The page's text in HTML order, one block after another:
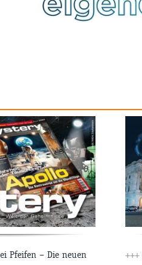
Pfeifen – Die neuen
+++